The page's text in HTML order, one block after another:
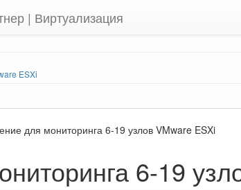
| Виртуализация
ESXi
для мониторинга 6-19 узлов VMware ESXi
6-19